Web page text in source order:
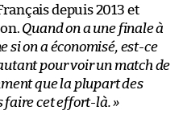
depuis 2013 et
Quand on a une finale à
si on a économisé, est-ce
pour voir un match de
que la plupart des
faire cet effort-là. »